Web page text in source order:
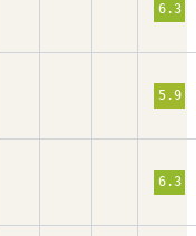
6.3
5.9
6.3